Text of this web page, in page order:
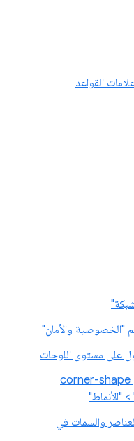
القواعد
"الخصوصية والأمان"
على مستوى اللوحات
تتيح ميزة الإكمال التلقائي استخدام corner-shape
والسمات في